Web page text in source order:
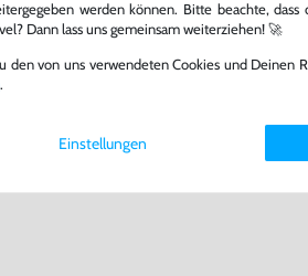
werden können. Bitte beachte,
Dann lass uns gemeinsam weiterziehen! 🚀
den von uns verwendeten Cookies und Deinen
.
Einstellungen